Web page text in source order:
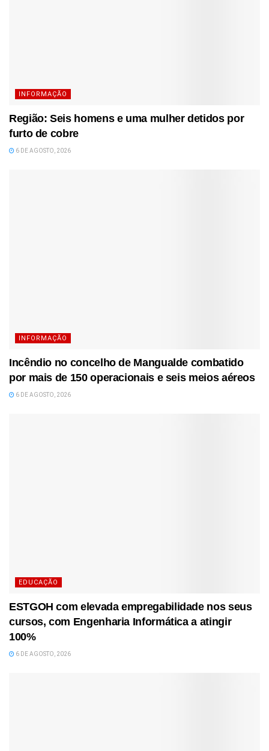
INFORMAÇÃO
Região: Seis homens e uma mulher detidos por
furto de cobre
6 DE AGOSTO, 2026
INFORMAÇÃO
Incêndio no concelho de Mangualde combatido
por mais de 150 operacionais e seis meios aéreos
6 DE AGOSTO, 2026
EDUCAÇÃO
ESTGOH com elevada empregabilidade nos seus
cursos, com Engenharia Informática a atingir
100%
6 DE AGOSTO, 2026